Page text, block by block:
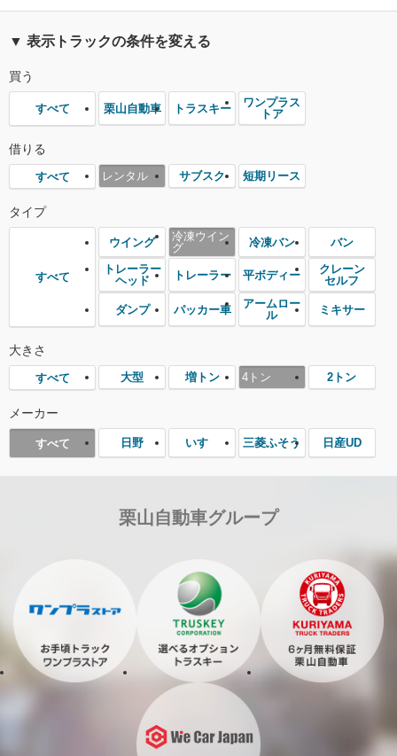
▼ 表示トラックの条件を変える
買う
すべて 栗山自動車 トラスキー
ワンプラス
トア
借りる
すべて レンタル サブスク 短期リース
タイプ
すべて
ウイング
冷凍ウイン
グ
冷凍バン バン
トレーラー
ヘッド
トレーラー 平ボディー
クレーン
セルフ
ダンプ パッカー車
アームロー
ル
ミキサー
大きさ
すべて 大型 増トン 4トン 2トン
メーカー
すべて 日野 いすゞ 三菱ふそう 日産UD
栗山自動車グループ